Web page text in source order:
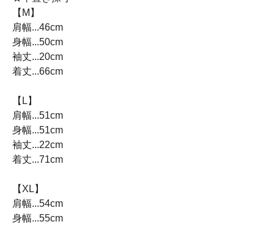
【M】
肩幅...46cm
身幅...50cm
袖丈...20cm
着丈...66cm
【L】
肩幅...51cm
身幅...51cm
袖丈...22cm
着丈...71cm
【XL】
肩幅...54cm
身幅...55cm